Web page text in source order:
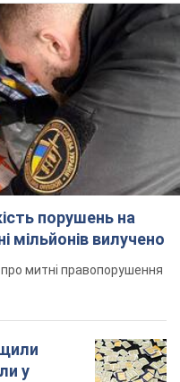
порушень на
мільйонів вилучено
митні правопорушення
у